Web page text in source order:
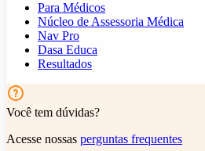
Para Médicos
Núcleo de Assessoria Médica
Nav Pro
Dasa Educa
Resultados
Você tem dúvidas?
Acesse nossas perguntas frequentes